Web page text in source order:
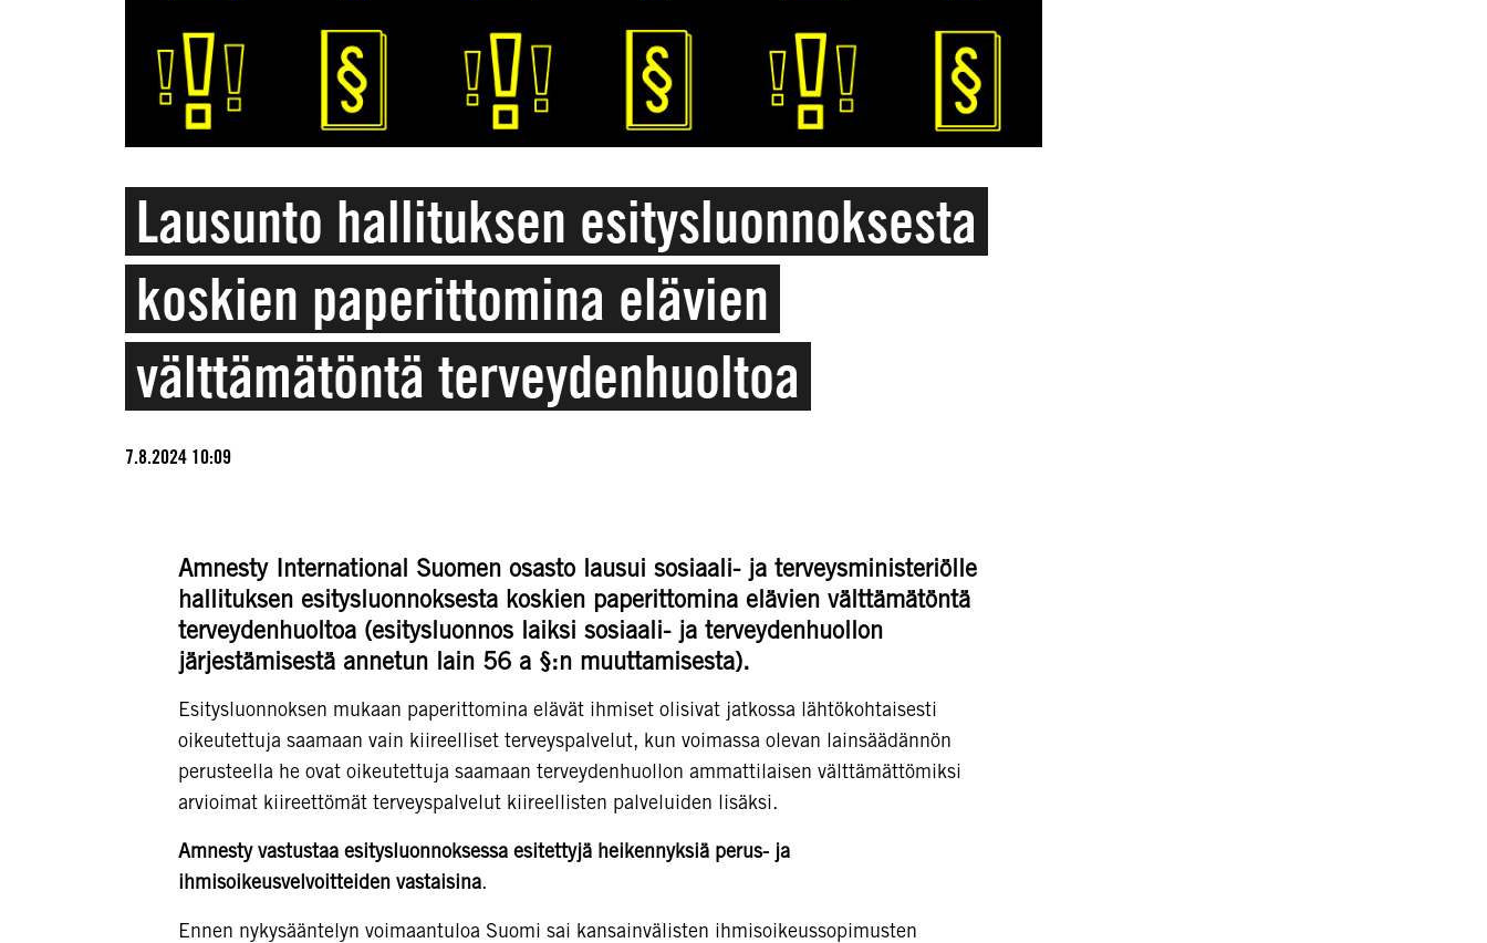
Lausunto hallituksen esitysluonnoksesta
koskien paperittomina elävien
välttämätöntä terveydenhuoltoa
7.8.2024 10:09
Amnesty International Suomen osasto lausui sosiaali- ja terveysministeriölle
hallituksen esitysluonnoksesta koskien paperittomina elävien välttämätöntä
terveydenhuoltoa (esitysluonnos laiksi sosiaali- ja terveydenhuollon
järjestämisestä annetun lain 56 a §:n muuttamisesta).
Esitysluonnoksen mukaan paperittomina elävät ihmiset olisivat jatkossa lähtökohtaisesti
oikeutettuja saamaan vain kiireelliset terveyspalvelut, kun voimassa olevan lainsäädännön
perusteella he ovat oikeutettuja saamaan terveydenhuollon ammattilaisen välttämättömiksi
arvioimat kiireettömät terveyspalvelut kiireellisten palveluiden lisäksi.
Amnesty vastustaa esitysluonnoksessa esitettyjä heikennyksiä perus- ja
ihmisoikeusvelvoitteiden vastaisina.
Ennen nykysääntelyn voimaantuloa Suomi sai kansainvälisten ihmisoikeussopimusten